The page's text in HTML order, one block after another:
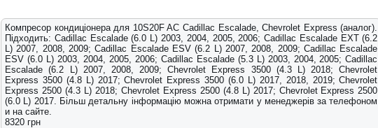
Компресор кондиціонера для 10S20F AC Cadillac Escalade, Chevrolet Express (аналог).
Підходить: Cadillac Escalade (6.0 L) 2003, 2004, 2005, 2006; Cadillac Escalade EXT (6.2
L) 2007, 2008, 2009; Cadillac Escalade ESV (6.2 L) 2007, 2008, 2009; Cadillac Escalade
ESV (6.0 L) 2003, 2004, 2005, 2006; Cadillac Escalade (5.3 L) 2003, 2004, 2005; Cadillac
Escalade (6.2 L) 2007, 2008, 2009; Chevrolet Express 3500 (4.3 L) 2018; Chevrolet
Express 3500 (4.8 L) 2017; Chevrolet Express 3500 (6.0 L) 2017, 2018, 2019; Chevrolet
Express 2500 (4.3 L) 2018; Chevrolet Express 2500 (4.8 L) 2017; Chevrolet Express 2500
(6.0 L) 2017. Більш детальну інформацію можна отримати у менеджерів за телефоном
и на сайте.
8320 грн